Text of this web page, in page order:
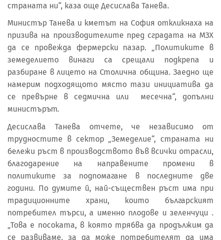
страната ни“, каза още Десислава Танева.
Министър Танева и кметът на София откликнаха на
призива на производителите пред сградата на МЗХ
да се провежда фермерски пазар. „Политиките в
земеделието винаги са срещали подкрепа и
разбиране в лицето на Столична община. Заедно ще
намерим подходящото място тази инициатива да
се превърне в седмична или месечна“, допълни
министърът.
Десислава Танева отчете, че независимо от
трудностите в сектор „Земеделие“, страната ни
бележи ръст в производството във всички отрасли,
благодарение на направените промени в
политиките за подпомагане в последните две
години. По думите й, най-съществен ръст има при
традиционните храни, които българският
потребител търси, а именно плодове и зеленчуци .
„Това е посоката, в която трябва да продължим да
се развиваме, за да може потребителят да има